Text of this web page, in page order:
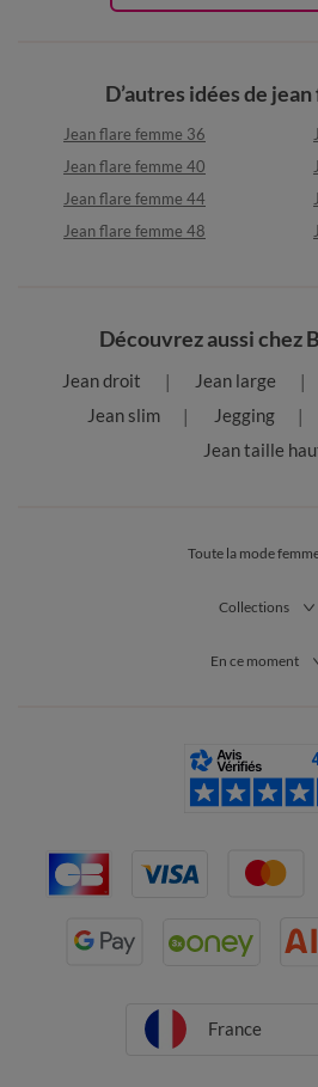
D’autres idées de
Jean flare femme 36
Jean flare femme 40
Jean flare femme 44
Jean flare femme 48
Découvrez aussi chez
Jean droit Jean large
Jean slim
Jegging
Jean taille
Toute la mode
Collections
En ce moment
France